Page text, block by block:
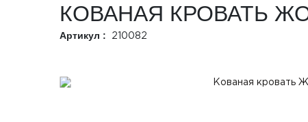
КОВАНАЯ КРОВАТЬ
Артикул : 210082